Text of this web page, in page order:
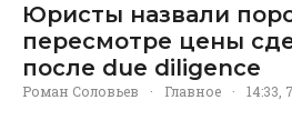
Юристы назвали
пересмотре цены
после due diligence
Роман Соловьев · Главное · 14:33,